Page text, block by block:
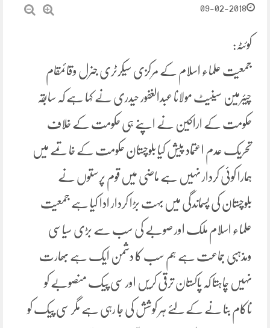
09-02-2018
کوئٹہ:
جمعیت علماء اسلام کے مرکزی سیکرٹری جنرل وقائمقام
چیئرمین سینیٹ مولانا عبدالغفور حیدری نے کہا ہے کہ سابقہ
حکومت کے اراکین نے اپنے ہی حکومت کے خلاف
تحریک عدم اعتماد پیش کیا بلوچستان حکومت کے خاتمے میں
ہمارا کوئی کردار نہیں ہے ماضی میں قوم پرستوں نے
بلوچستان کی پسماندگی میں بہت بڑا کردار ادا کیا ہے جمعیت
علماء اسلام ملک اور صوبے کی سب سے بڑی سیاسی
ومذہبی جماعت ہے ہم سب کا دشمن ایک ہے بھارت
نہیں چاہتا کہ پاکستان ترقی کریں اور سی پیک منصوبے کو
ناکام بنا نے کے لئے ہر کوشش کی جا رہی ہے مگر سی پیک کو